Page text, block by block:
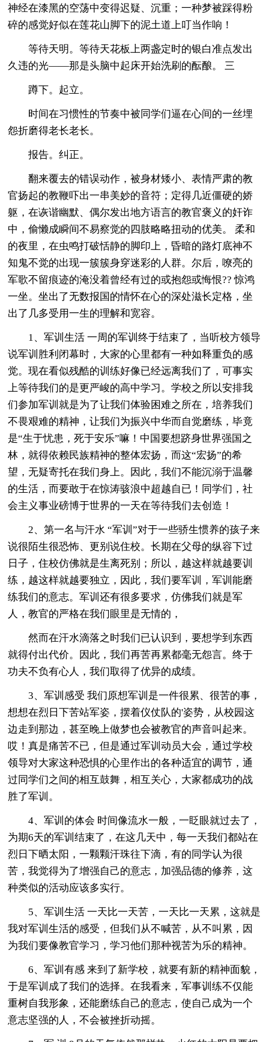
神经在漆黑的空荡中变得迟疑、沉重；一种梦被踩得粉
碎的感觉好似在莲花山脚下的泥土道上叮当作响！
等待天明。等待天花板上两盏定时的银白准点发出
久违的光——那是头脑中起床开始洗刷的酝酿。 三
蹲下。起立。
时间在习惯性的节奏中被同学们逼在心间的一丝埋
怨折磨得老长老长。
报告。纠正。
翻来覆去的错误动作，被身材矮小、表情严肃的教
官扬起的教鞭吓出一串美妙的音符；定得几近僵硬的娇
躯，在诙谐幽默、偶尔发出地方语言的教官褒义的奸诈
中，偷懒成瞬间不易察觉的四肢略略扭动的优美。 柔和
的夜里，在虫鸣打破恬静的脚印上，昏暗的路灯底神不
知鬼不觉的出现一簇簇身穿迷彩的人群。尔后，嘹亮的
军歌不留痕迹的淹没着曾经有过的或抱怨或悔恨?? 惊鸿
一坐。坐出了无数报国的情怀在心的深处滋长定格，坐
出了几多受用一生的理解和宽容。
1、军训生活 一周的军训终于结束了，当听校方领导
说军训胜利闭幕时，大家的心里都有一种如释重负的感
觉。现在看似残酷的训练好像已经远离我们了，可事实
上等待我们的是更严峻的高中学习。学校之所以安排我
们参加军训就是为了让我们体验困难之所在，培养我们
不畏艰难的精神，让我们为振兴中华而自觉磨练，毕竟
是“生于忧患，死于安乐”嘛！中国要想跻身世界强国之
林，就得依赖民族精神的整体宏扬，而这“宏扬”的希
望，无疑寄托在我们身上。因此，我们不能沉溺于温馨
的生活，而要敢于在惊涛骇浪中超越自已！同学们，社
会主义事业磅博于世界的一天在等待我们去创造！
2、第一名与汗水 “军训”对于一些骄生惯养的孩子来
说很陌生很恐怖、更别说住校。长期在父母的纵容下过
日子，住校仿佛就是生离死别；所以，越这样就越要训
练，越这样就越要独立，因此，我们要军训，军训能磨
练我们的意志。军训还有很多要求，仿佛我们就是军
人，教官的严格在我们眼里是无情的，
然而在汗水滴落之时我们已认识到，要想学到东西
就得付出代价。因此，我们再苦再累都毫无怨言。终于
功夫不负有心人，我们取得了优异的成绩。
3、军训感受 我们原想军训是一件很累、很苦的事，
想想在烈日下苦站军姿，摆着仪仗队的'姿势，从校园这
边走到那边，甚至晚上做梦也会被教官的声音叫起来。
哎！真是痛苦不已，但是通过军训动员大会，通过学校
领导对大家这种恐惧的心里作出的各种适宜的调节，通
过同学们之间的相互鼓舞，相互关心，大家都成功的战
胜了军训。
4、军训的体会 时间像流水一般，一眨眼就过去了，
为期6天的军训结束了，在这几天中，每一天我们都站在
烈日下晒太阳，一颗颗汗珠往下滴，有的同学认为很
苦，我觉得为了增强自己的意志，加强品德的修养，这
种类似的活动应该多实行。
5、军训生活 一天比一天苦，一天比一天累，这就是
我对军训生活的感受，但我们从不喊苦，从不叫累，因
为我们要像教官学习，学习他们那种视苦为乐的精神。
6、军训有感 来到了新学校，就要有新的精神面貌，
于是军训成了我们的选择。在我看来，军事训练不仅能
重树自我形象，还能磨练自己的意志，使自己成为一个
意志坚强的人，不会被挫折动摇。